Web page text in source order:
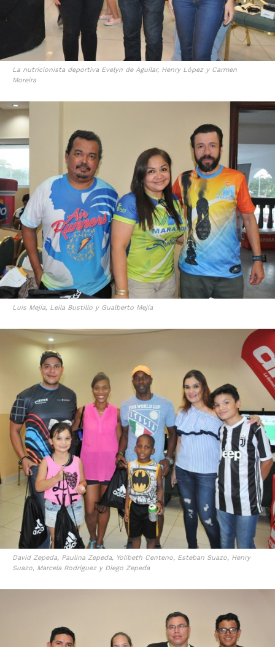
La nutricionista deportiva Evelyn de Aguilar, Henry López y Carmen
Moreira
Luis Mejía, Leila Bustillo y Gualberto Mejía
David Zepeda, Paulina Zepeda, Yolibeth Centeno, Esteban Suazo, Henry
Suazo, Marcela Rodríguez y Diego Zepeda